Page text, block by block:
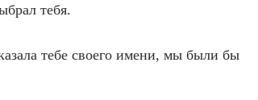
тебя.
тебе своего имени, мы были бы